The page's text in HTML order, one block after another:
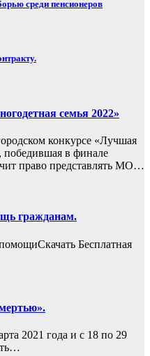
среди пенсионеров
семья 2022»
конкурсе «Лучшая
победившая в финале
право представлять МО…
гражданам.
Бесплатная
2021 года и с 18 по 29